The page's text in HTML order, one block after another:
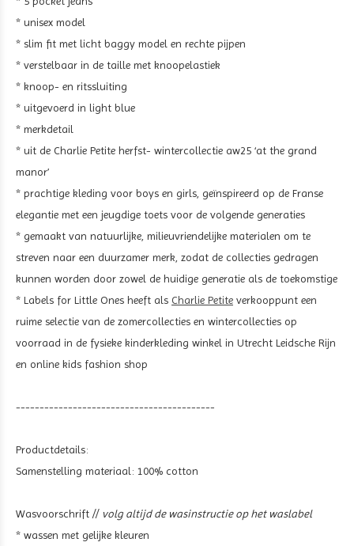
* unisex model
* slim fit met licht baggy model en rechte pijpen
* verstelbaar in de taille met knoopelastiek
* knoop- en ritssluiting
* uitgevoerd in light blue
* merkdetail
* uit de Charlie Petite herfst- wintercollectie aw25 ‘at the grand
manor’
* prachtige kleding voor boys en girls, geïnspireerd op de Franse
elegantie met een jeugdige toets voor de volgende generaties
* gemaakt van natuurlijke, milieuvriendelijke materialen om te
streven naar een duurzamer merk, zodat de collecties gedragen
kunnen worden door zowel de huidige generatie als de toekomstige
* Labels for Little Ones heeft als Charlie Petite verkooppunt een
ruime selectie van de zomercollecties en wintercollecties op
voorraad in de fysieke kinderkleding winkel in Utrecht Leidsche Rijn
en online kids fashion shop
------------------------------------------
Productdetails:
Samenstelling materiaal: 100% cotton
Wasvoorschrift // volg altijd de wasinstructie op het waslabel
* wassen met gelijke kleuren